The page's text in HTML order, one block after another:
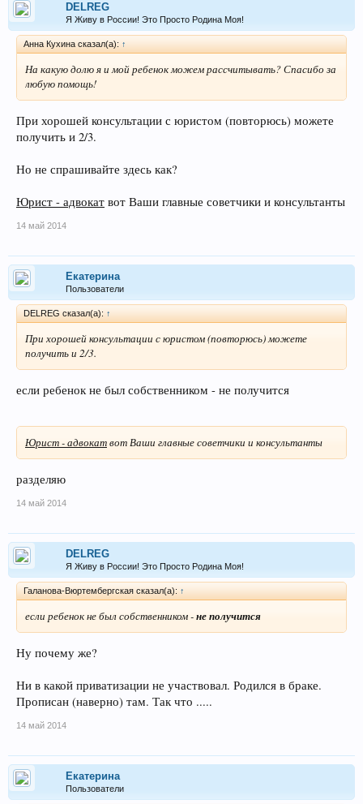
DELREG
Я Живу в России! Это Просто Родина Моя!
Анна Кухина сказал(а): ↑
На какую долю я и мой ребенок можем рассчитывать? Спасибо за
любую помощь!
При хорошей консультации с юристом (повторюсь) можете
получить и 2/3.
Но не спрашивайте здесь как?
Юрист - адвокат вот Ваши главные советчики и консультанты
14 май 2014
Екатерина
Пользователи
DELREG сказал(а): ↑
При хорошей консультации с юристом (повторюсь) можете
получить и 2/3.
если ребенок не был собственником - не получится
Юрист - адвокатвот Ваши главные советчики и консультанты
разделяю
14 май 2014
DELREG
Я Живу в России! Это Просто Родина Моя!
Галанова-Вюртембергская сказал(а): ↑
если ребенок не был собственником -не получится
Ну почему же?
Ни в какой приватизации не участвовал. Родился в браке.
Прописан (наверно) там. Так что .....
14 май 2014
Екатерина
Пользователи